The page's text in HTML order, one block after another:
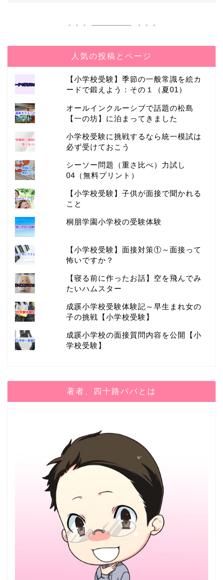
人気の投稿とページ
【小学校受験】季節の一般常識を絵カ
ードで鍛えよう：その１（夏01）
オールインクルーシブで話題の松島
【一の坊】に泊まってきました
小学校受験に挑戦するなら統一模試は
必ず受けておこう
シーソー問題（重さ比べ）力試し
04（無料プリント）
【小学校受験】子供が面接で聞かれる
こと
桐朋学園小学校の受験体験
【小学校受験】面接対策①～面接って
怖いですか？
【寝る前に作ったお話】空を飛んでみ
たいハムスター
成蹊小学校受験体験記～早生まれ女の
子の挑戦【小学校受験】
成蹊小学校の面接質問内容を公開【小
学校受験】
著者、四十路パパとは